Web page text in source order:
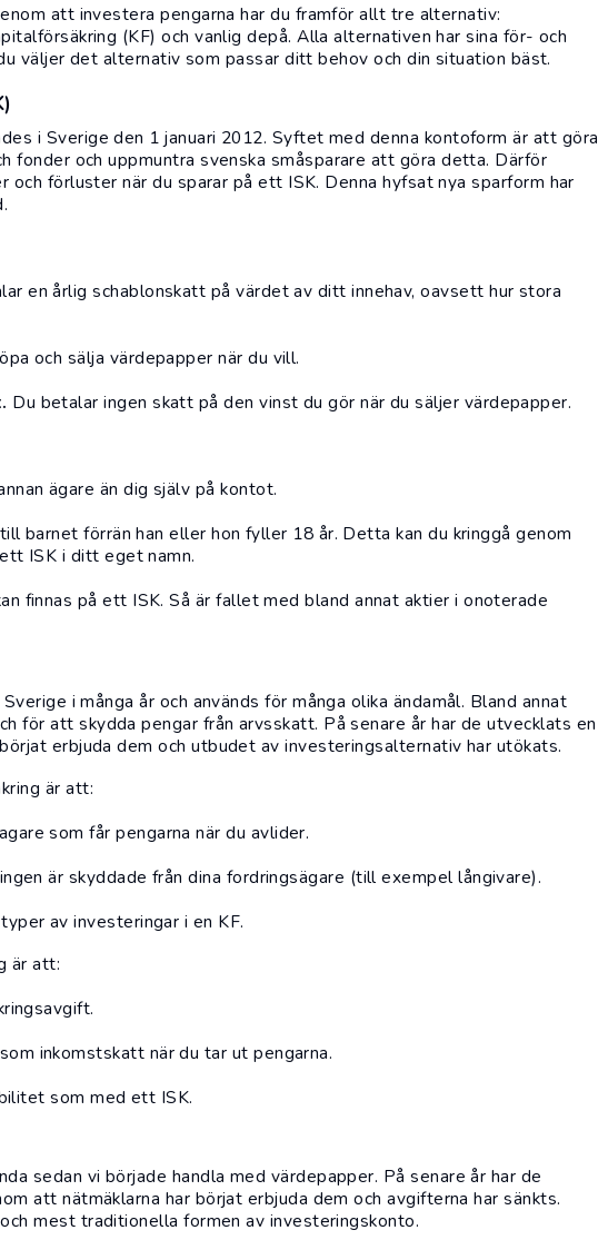
att investera pengarna har du framför allt tre alternativ:
(KF) och vanlig depå. Alla alternativen har sina för- och
väljer det alternativ som passar ditt behov och din situation bäst.
i Sverige den 1 januari 2012. Syftet med denna kontoform är att göra
fonder och uppmuntra svenska småsparare att göra detta. Därför
och förluster när du sparar på ett ISK. Denna hyfsat nya sparform har
en årlig schablonskatt på värdet av ditt innehav, oavsett hur stora
och sälja värdepapper när du vill.
Du betalar ingen skatt på den vinst du gör när du säljer värdepapper.
ägare än dig själv på kontot.
barnet förrän han eller hon fyller 18 år. Detta kan du kringgå genom
ISK i ditt eget namn.
finnas på ett ISK. Så är fallet med bland annat aktier i onoterade
i många år och används för många olika ändamål. Bland annat
för att skydda pengar från arvsskatt. På senare år har de utvecklats en
erbjuda dem och utbudet av investeringsalternativ har utökats.
är att:
som får pengarna när du avlider.
är skyddade från dina fordringsägare (till exempel långivare).
av investeringar i en KF.
är att:
inkomstskatt när du tar ut pengarna.
som med ett ISK.
sedan vi började handla med värdepapper. På senare år har de
att nätmäklarna har börjat erbjuda dem och avgifterna har sänkts.
mest traditionella formen av investeringskonto.